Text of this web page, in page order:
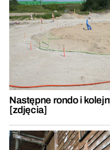
Następne rondo i
[zdjęcia]